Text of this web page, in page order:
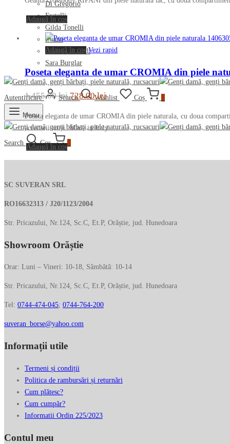
Di Gregorio
Fratelli
Gilda Tonelli
Luana
Marino Orlandi
Sara Burglar
Autentificare Search Wishlist Coș
Menu
Search Coș
a
1,326.00 lei.
Adaugă în coș
Adaugă în coș Vezi rapid
Poseta eleganta de umar CROMIA din piele
1,455.00leiPrețul
a
fost:
728.00leiPrețul
este:
Poseta eleganta de umar CROMIA din piele naturala, cu doua
acceosrii aurii. Made in Italy
Adaugă în coș
SC SUVERAN SRL
RO16632313 / J20/1123/2004
Str. Pricazului, Nr.124, Sc.C, Et.P, Orăștie, jud. Hunedoara
Showroom Orăștie
Orar: Luni – Vineri: 10-18, Sâmbătă: 10-14
Str. Pricazului, Nr.124, Sc.C, Et.P, Orăștie, jud. Hunedoara
Tel: 0744-474-045; 0744-764-200
suveran_borse@yahoo.com
Informații utile
Termeni și condiții
Politica de rambursări și returnări
Cum plătesc?
Cum cumpăr?
Informatii Ordin 225/2023
Contul meu